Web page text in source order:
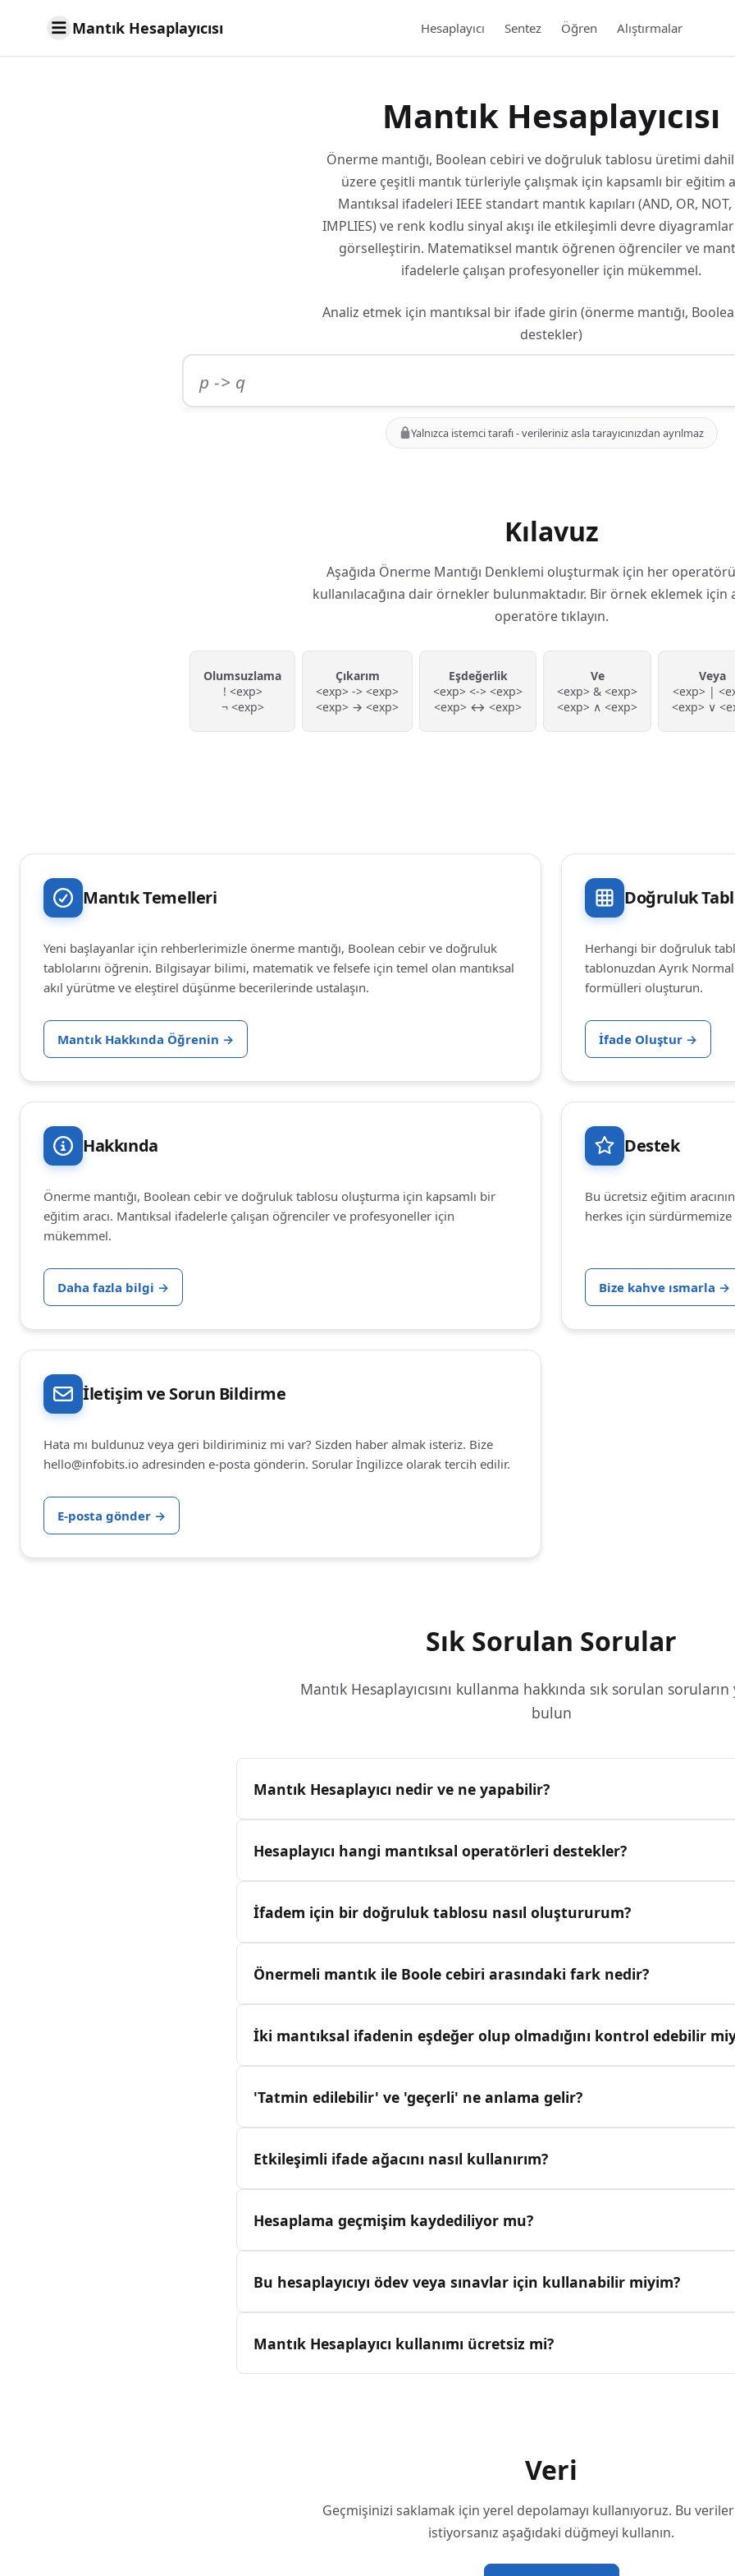
Mantık Hesaplayıcısı Hesaplayıcı Sentez Öğren Alıştırmalar
Mantık Hesaplayıcısı
Önerme mantığı, Boolean cebiri ve doğruluk tablosu üretimi
üzere çeşitli mantık türleriyle çalışmak için kapsamlı bir eğitim
Mantıksal ifadeleri IEEE standart mantık kapıları (AND, OR, NOT,
IMPLIES) ve renk kodlu sinyal akışı ile etkileşimli devre
görselleştirin. Matematiksel mantık öğrenen öğrenciler ve
ifadelerle çalışan profesyoneller için mükemmel.
Analiz etmek için mantıksal bir ifade girin (önerme mantığı,
destekler)
Yalnızca istemci tarafı - verileriniz asla tarayıcınızdan ayrılmaz
Kılavuz
Aşağıda Önerme Mantığı Denklemi oluşturmak için her
kullanılacağına dair örnekler bulunmaktadır. Bir örnek eklemek için
operatöre tıklayın.
Olumsuzlama
! <exp>
¬ <exp>
Çıkarım
<exp> -> <exp>
<exp> → <exp>
Eşdeğerlik
<exp> <-> <exp>
<exp> ↔ <exp>
Ve
<exp> & <exp>
<exp> ∧ <exp>
Veya
<exp> |
<exp> ∨
Mantık Temelleri
Yeni başlayanlar için rehberlerimizle önerme mantığı, Boolean cebir ve doğruluk
tablolarını öğrenin. Bilgisayar bilimi, matematik ve felsefe için temel olan mantıksal
akıl yürütme ve eleştirel düşünme becerilerinde ustalaşın.
Mantık Hakkında Öğrenin →
Doğruluk
Herhangi bir doğruluk
tablonuzdan Ayrık
formülleri oluşturun.
İfade Oluştur →
Hakkında
Önerme mantığı, Boolean cebir ve doğruluk tablosu oluşturma için kapsamlı bir
eğitim aracı. Mantıksal ifadelerle çalışan öğrenciler ve profesyoneller için
mükemmel.
Daha fazla bilgi →
Destek
Bu ücretsiz eğitim
herkes için sürdürmemize
Bize kahve ısmarla →
İletişim ve Sorun Bildirme
Hata mı buldunuz veya geri bildiriminiz mi var? Sizden haber almak isteriz. Bize
hello@infobits.io adresinden e-posta gönderin. Sorular İngilizce olarak tercih edilir.
E-posta gönder →
Sık Sorulan Sorular
Mantık Hesaplayıcısını kullanma hakkında sık sorulan soruların
bulun
Mantık Hesaplayıcı nedir ve ne yapabilir?
Hesaplayıcı hangi mantıksal operatörleri destekler?
İfadem için bir doğruluk tablosu nasıl oluştururum?
Önermeli mantık ile Boole cebiri arasındaki fark nedir?
İki mantıksal ifadenin eşdeğer olup olmadığını kontrol edebilir
'Tatmin edilebilir' ve 'geçerli' ne anlama gelir?
Etkileşimli ifade ağacını nasıl kullanırım?
Hesaplama geçmişim kaydediliyor mu?
Bu hesaplayıcıyı ödev veya sınavlar için kullanabilir miyim?
Mantık Hesaplayıcı kullanımı ücretsiz mi?
Veri
Geçmişinizi saklamak için yerel depolamayı kullanıyoruz. Bu
istiyorsanız aşağıdaki düğmeyi kullanın.